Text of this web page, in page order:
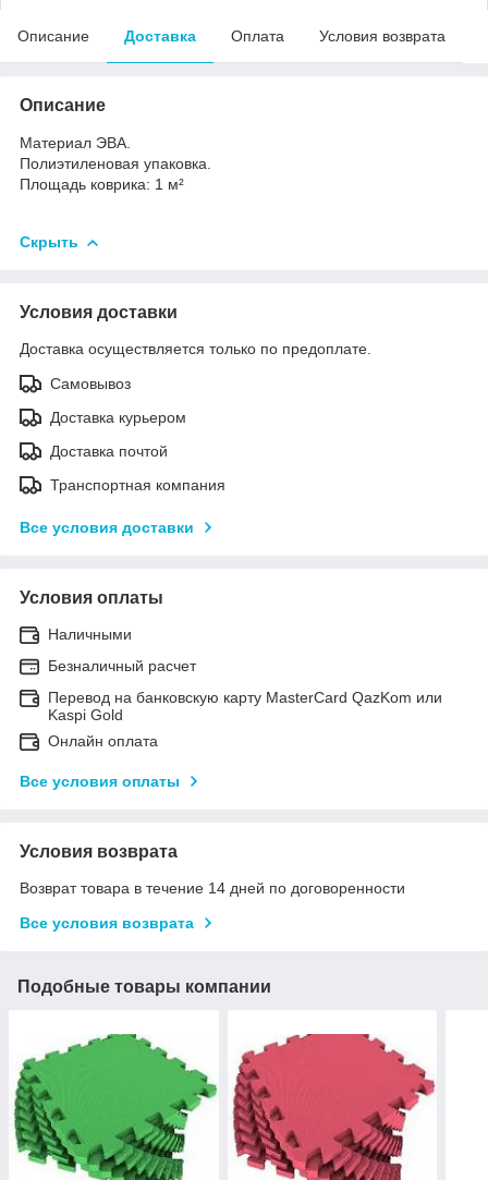
Описание Доставка Оплата Условия возврата
Описание
Материал ЭВА.
Полиэтиленовая упаковка.
Площадь коврика: 1 м²
Скрыть
Условия доставки
Доставка осуществляется только по предоплате.
Самовывоз
Доставка курьером
Доставка почтой
Транспортная компания
Все условия доставки
Условия оплаты
Наличными
Безналичный расчет
Перевод на банковскую карту MasterCard QazKom или
Kaspi Gold
Онлайн оплата
Все условия оплаты
Условия возврата
Возврат товара в течение 14 дней по договоренности
Все условия возврата
Подобные товары компании